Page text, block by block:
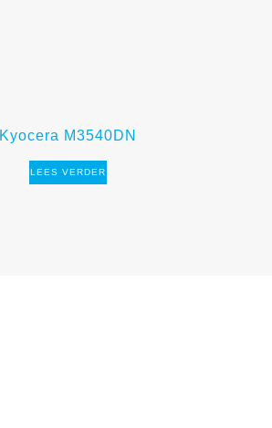
Kyocera M3540DN
LEES VERDER